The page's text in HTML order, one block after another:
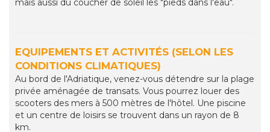
mais aussi du coucher de soleil les "pieds dans l'eau".
EQUIPEMENTS ET ACTIVITÉS (SELON LES
CONDITIONS CLIMATIQUES)
Au bord de l'Adriatique, venez-vous détendre sur la plage
privée aménagée de transats. Vous pourrez louer des
scooters des mers à 500 mètres de l'hôtel. Une piscine
et un centre de loisirs se trouvent dans un rayon de 8
km.